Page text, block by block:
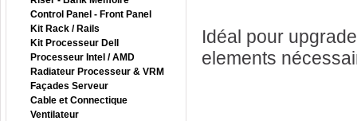
Control Panel - Front Panel
Kit Rack / Rails
Kit Processeur Dell
Processeur Intel / AMD
Radiateur Processeur & VRM
Façades Serveur
Cable et Connectique
Ventilateur
Idéal pour
elements